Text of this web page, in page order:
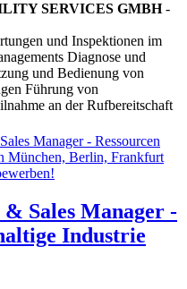
SERVICES GMBH-
und Inspektionen im
Diagnose und
und Bedienung von
Führung von
an der Rufbereitschaft
& Sales Manager -
Industrie